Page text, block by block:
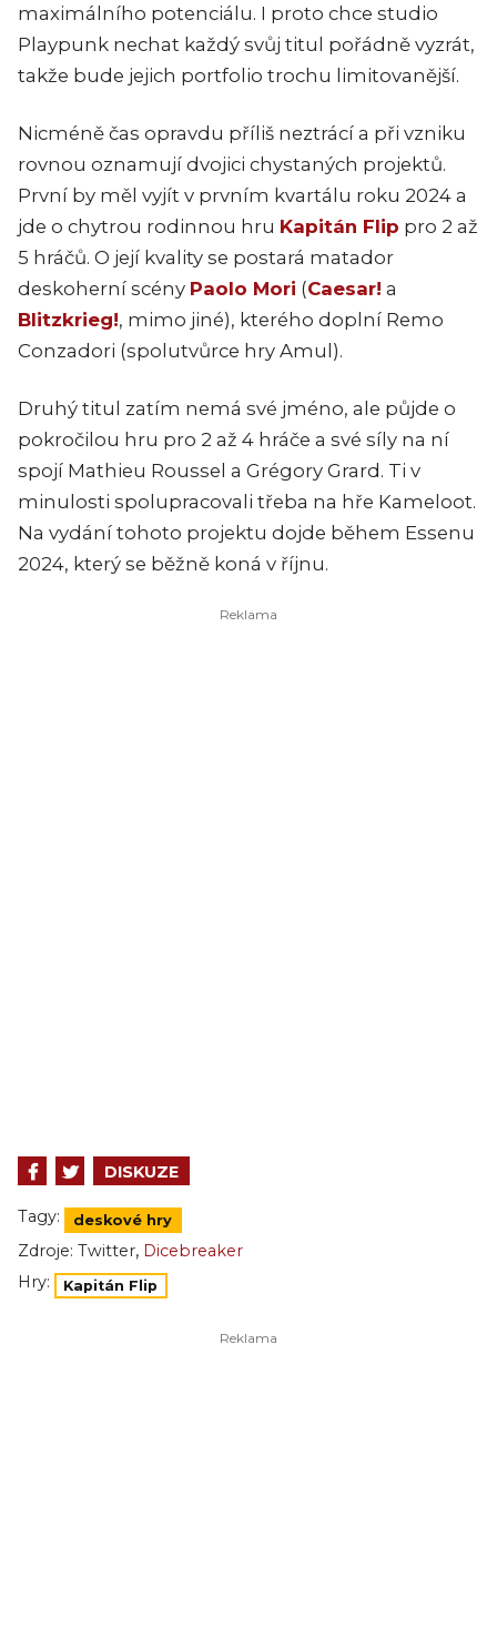
maximálního potenciálu. I proto chce studio
Playpunk nechat každý svůj titul pořádně vyzrát,
takže bude jejich portfolio trochu limitovanější.
Nicméně čas opravdu příliš neztrácí a při vzniku
rovnou oznamují dvojici chystaných projektů.
První by měl vyjít v prvním kvartálu roku 2024 a
jde o chytrou rodinnou hru Kapitán Flip pro 2 až
5 hráčů. O její kvality se postará matador
deskoherní scény Paolo Mori (Caesar! a
Blitzkrieg!, mimo jiné), kterého doplní Remo
Conzadori (spolutvůrce hry Amul).
Druhý titul zatím nemá své jméno, ale půjde o
pokročilou hru pro 2 až 4 hráče a své síly na ní
spojí Mathieu Roussel a Grégory Grard. Ti v
minulosti spolupracovali třeba na hře Kameloot.
Na vydání tohoto projektu dojde během Essenu
2024, který se běžně koná v říjnu.
DISKUZE
Tagy: deskové hry
Zdroje: Twitter, Dicebreaker
Hry:
Kapitán Flip